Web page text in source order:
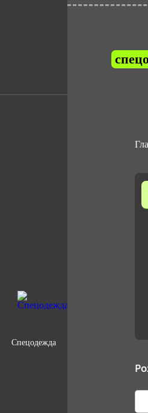
Спецодежда